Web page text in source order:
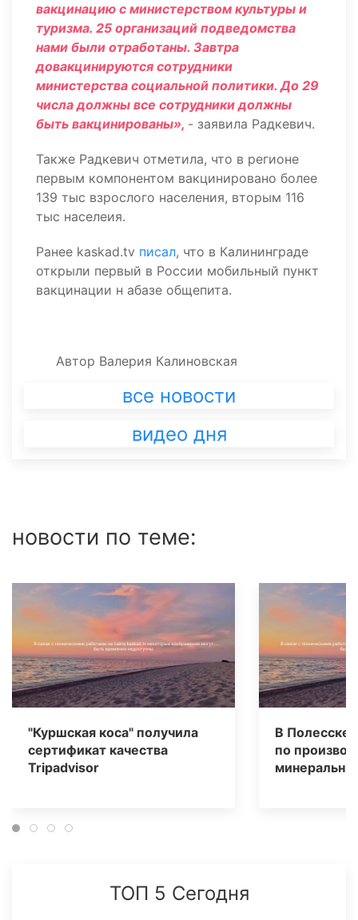
вакцинацию с министерством культуры и
туризма. 25 организаций подведомства
нами были отработаны. Завтра
довакцинируются сотрудники
министерства социальной политики. До 29
числа должны все сотрудники должны
быть вакцинированы», - заявила Радкевич.
Также Радкевич отметила, что в регионе
первым компонентом вакцинировано более
139 тыс взрослого населения, вторым 116
тыс населеия.
Ранее kaskad.tv писал, что в Калининграде
открыли первый в России мобильный пункт
вакцинации н абазе общепита.
Автор Валерия Калиновская
все новости
видео дня
новости по теме:
"Куршская коса" получила
сертификат качества
Tripаdvisor
В Полесске
по
ТОП 5 Сегодня